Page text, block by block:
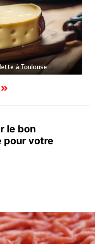
roi des tables de fêtes ?
le bon
pour votre